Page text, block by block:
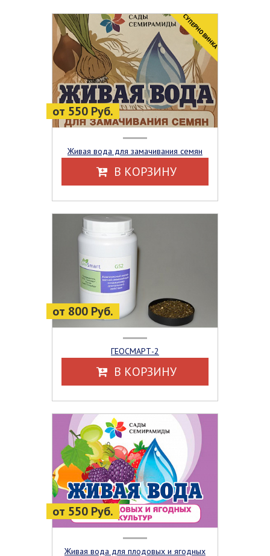
от 550 Руб.
CУПЕРНОВИНКА
Живая вода для замачивания семян
В КОРЗИНУ
от 800 Руб.
ГЕОСМАРТ-2
В КОРЗИНУ
от 550 Руб.
Живая вода для плодовых и ягодных